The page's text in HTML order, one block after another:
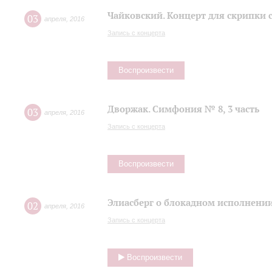
03 апреля 2016 Чайковский. Концерт для скрипки
Запись с концерта
Воспроизвести
03 апреля 2016 Дворжак. Симфония № 8, 3 часть
Запись с концерта
Воспроизвести
02 апреля 2016 Элиасберг о блокадном
Запись с концерта
Воспроизвести